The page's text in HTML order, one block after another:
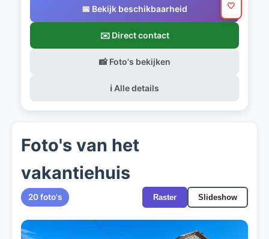
📅 Bekijk beschikbaarheid
✉️ Direct contact
📸 Foto's bekijken
ℹ️ Alle details
🤍
Foto's van het
vakantiehuis
20 foto's Raster Slideshow